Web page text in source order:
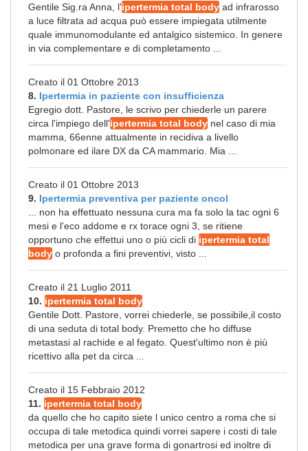
Gentile Sig.ra Anna, l'ipertermia total body ad infrarosso
a luce filtrata ad acqua può essere impiegata utilmente
quale immunomodulante ed antalgico sistemico. In genere
in via complementare e di completamento ...
Creato il 01 Ottobre 2013
8. Ipertermia in paziente con insufficienza
Egregio dott. Pastore, le scrivo per chiederle un parere
circa l'impiego dell'ipertermia total body nel caso di mia
mamma, 66enne attualmente in recidiva a livello
polmonare ed ilare DX da CA mammario. Mia ...
Creato il 01 Ottobre 2013
9. Ipertermia preventiva per paziente oncol
... non ha effettuato nessuna cura ma fa solo la tac ogni 6
mesi e l'eco addome e rx torace ogni 3, se ritiene
opportuno che effettui uno o più cicli di ipertermia total
body o profonda a fini preventivi, visto ...
Creato il 21 Luglio 2011
10. ipertermia total body
Gentile Dott. Pastore, vorrei chiederle, se possibile,il costo
di una seduta di total body. Premetto che ho diffuse
metastasi al rachide e al fegato. Quest'ultimo non è più
ricettivo alla pet da circa ...
Creato il 15 Febbraio 2012
11. ipertermia total body
da quello che ho capito siete l unico centro a roma che si
occupa di tale metodica quindi vorrei sapere i costi di tale
metodica per una grave forma di gonartrosi ed inoltre di